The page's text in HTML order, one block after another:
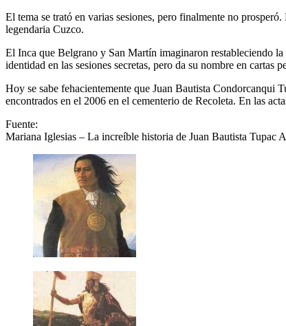
El tema se trató en varias sesiones, pero finalmente no
legendaria Cuzco.
El Inca que Belgrano y San Martín imaginaron restableciendo
identidad en las sesiones secretas, pero da su nombre en cartas
Hoy se sabe fehacientemente que Juan Bautista Condorcanqui
encontrados en el 2006 en el cementerio de Recoleta. En las
Fuente:
Mariana Iglesias – La increíble historia de Juan Bautista Tupac